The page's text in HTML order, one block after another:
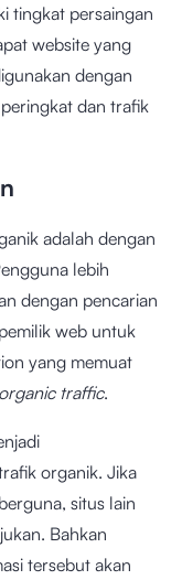
tingkat persaingan
website yang
dengan
dan trafik
adalah dengan
lebih
dengan pencarian
web untuk
yang memuat
organic traffic.
organik. Jika
situs lain
Bahkan
tersebut akan